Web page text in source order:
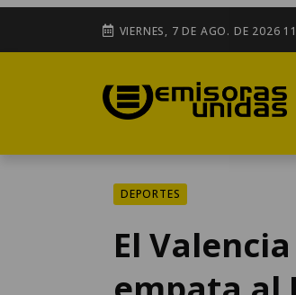
VIERNES, 7 DE AGO. DE 2026
DEPORTES
El